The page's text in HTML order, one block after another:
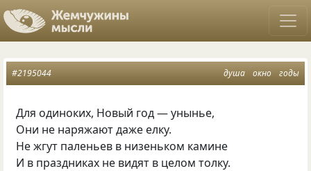
душа окно годы
#2195044
Для одиноких, Новый год — унынье,
Они не наряжают даже елку.
Не жгут паленьев в низеньком камине
И в праздниках не видят в целом толку.